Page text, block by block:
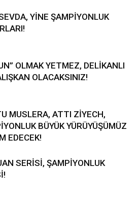
YİNE ŞAMPİYONLUK
OLMAK YETMEZ, DELİKANLI
OLACAKSINIZ!
MUSLERA, ATTI ZİYECH,
BÜYÜK YÜRÜYÜŞÜMÜZ
EDECEK!
SERİSİ, ŞAMPİYONLUK